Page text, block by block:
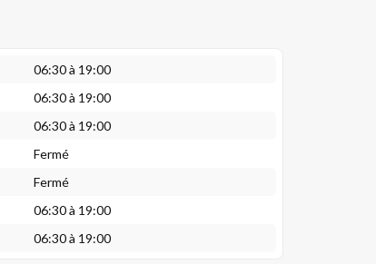
06:30 à 19:00
06:30 à 19:00
06:30 à 19:00
Fermé
Fermé
06:30 à 19:00
06:30 à 19:00